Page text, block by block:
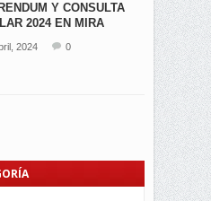
Y CONSULTA
2024 EN MIRA
2024 0